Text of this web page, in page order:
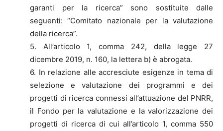
garanti per la ricerca” sono sostituite dalle
seguenti: “Comitato nazionale per la valutazione
della ricerca”.
5. All’articolo 1, comma 242, della legge 27
dicembre 2019, n. 160, la lettera b) è abrogata.
6. In relazione alle accresciute esigenze in tema di
selezione e valutazione dei programmi e dei
progetti di ricerca connessi all’attuazione del PNRR,
il Fondo per la valutazione e la valorizzazione dei
progetti di ricerca di cui all’articolo 1, comma 550